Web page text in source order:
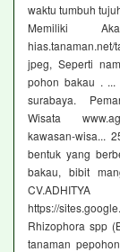
waktu tumbuh
Memiliki
hias.tanaman.net/
jpeg, Seperti
pohon bakau . ...
surabaya.
Wisata
kawasan-wisa...
bentuk yang
bakau, bibit
https://
Rhizophora spp
tanaman